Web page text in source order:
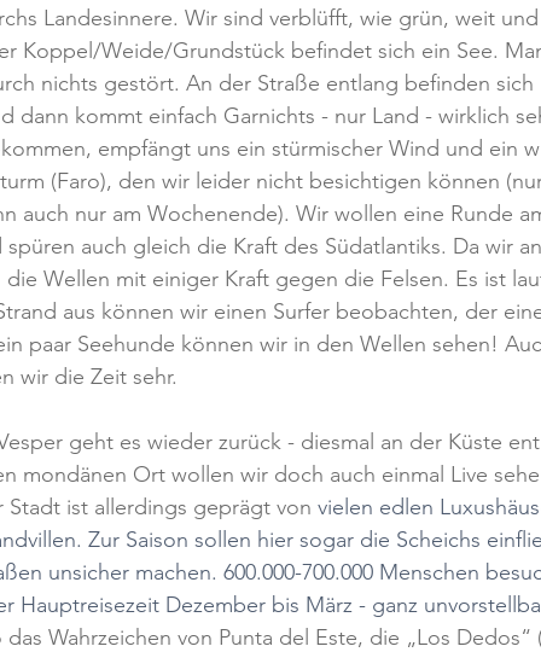
Landesinnere. Wir sind verblüfft, wie grün, weit
Koppel/Weide/Grundstück befindet sich ein See.
nichts gestört. An der Straße entlang befinden
dann kommt einfach Garnichts - nur Land - wirklich
empfängt uns ein stürmischer Wind und ein
(Faro), den wir leider nicht besichtigen können
auch nur am Wochenende). Wir wollen eine Runde
auch gleich die Kraft des Südatlantiks. Da wir
die Wellen mit einiger Kraft gegen die Felsen. Es ist
aus können wir einen Surfer beobachten, der
paar Seehunde können wir in den Wellen sehen!
wir die Zeit sehr.
geht es wieder zurück - diesmal an der Küste
mondänen Ort wollen wir doch auch einmal Live
Stadt ist allerdings geprägt von vielen edlen
Zur Saison sollen hier sogar die Scheichs
unsicher machen. 600.000-700.000 Menschen
Hauptreisezeit Dezember bis März - ganz
das Wahrzeichen von Punta del Este, die „Los